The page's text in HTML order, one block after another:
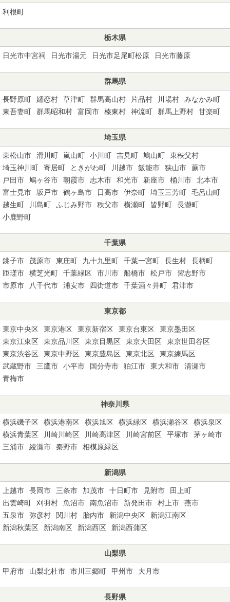
利根町
栃木県
日光市中宮祠 日光市湯元 日光市足尾町松原 日光市藤原
群馬県
長野原町 嬬恋村 草津町 群馬高山村 片品村 川場村
みなかみ町
東吾妻町
群馬昭和村 富岡市 榛東村 神流町 群馬上野村 甘楽町
埼玉県
東松山市 滑川町 嵐山町 小川町 吉見町 鳩山町
東秩父村
埼玉神川町
寄居町 ときがわ町 川越市 飯能市 狭山市
蕨市
戸田市
鳩ヶ谷市 朝霞市 志木市 和光市 新座市 桶川市
北本市
富士見市
坂戸市 鶴ヶ島市 日高市 伊奈町 埼玉三芳町
毛呂山町
越生町
川島町 ふじみ野市 秩父市 横瀬町 皆野町
長瀞町
小鹿野町
千葉県
銚子市 茂原市 東庄町 九十九里町 千葉一宮町 長生村
長柄町
匝瑳市
横芝光町 千葉緑区 市川市 船橋市 松戸市
習志野市
市原市
八千代市 浦安市 四街道市 千葉酒々井町 君津市
東京都
東京中央区 東京港区 東京新宿区 東京台東区
東京墨田区
東京江東区
東京品川区 東京目黒区 東京大田区
東京世田谷区
東京渋谷区
東京中野区 東京豊島区 東京北区
東京練馬区
武蔵野市
三鷹市 小平市 国分寺市 狛江市 東大和市
清瀬市
青梅市
神奈川県
横浜磯子区 横浜港南区 横浜旭区 横浜緑区 横浜瀬谷区
横浜泉区
横浜青葉区
川崎川崎区 川崎高津区 川崎宮前区 平塚市
茅ヶ崎市
三浦市
綾瀬市 秦野市 相模原緑区
新潟県
上越市 長岡市 三条市 加茂市 十日町市 見附市
田上町
出雲崎町
刈羽村 魚沼市 南魚沼市 新発田市 村上市
燕市
五泉市
弥彦村 関川村 胎内市 新潟中央区
新潟江南区
新潟秋葉区
新潟南区 新潟西区 新潟西蒲区
山梨県
甲府市 山梨北杜市 市川三郷町 甲州市 大月市
長野県